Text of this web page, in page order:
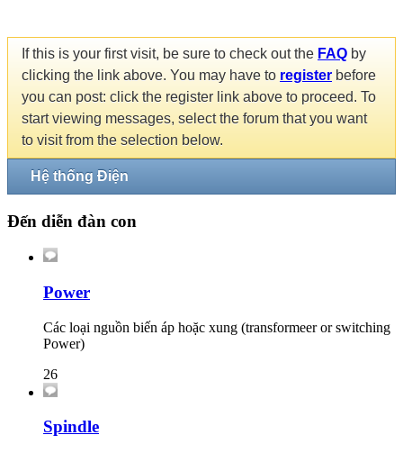
If this is your first visit, be sure to check out the FAQ by
clicking the link above. You may have to register before
you can post: click the register link above to proceed. To
start viewing messages, select the forum that you want
to visit from the selection below.
Hệ thống Điện
Đến diễn đàn con
Power
Các loại nguồn biến áp hoặc xung (transformeer or switching
Power)
26
Spindle